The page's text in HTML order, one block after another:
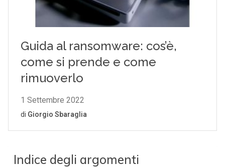
Indice degli argomenti